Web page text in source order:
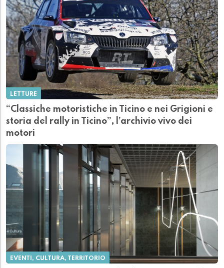
LETTURE
“Classiche motoristiche in Ticino e nei Grigioni e
storia del rally in Ticino”, l’archivio vivo dei
motori
EVENTI, CULTURA, TERRITORIO